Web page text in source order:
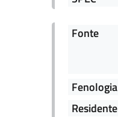
Fonte
Fenologia
Residente